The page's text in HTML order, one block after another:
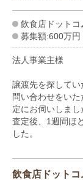
飲食店ドット
募集額:600万円
法人事業主様
譲渡先を探して
問い合わせをい
定にお伺いしまし
査定後、1週間ほ
した。
飲食店ドット